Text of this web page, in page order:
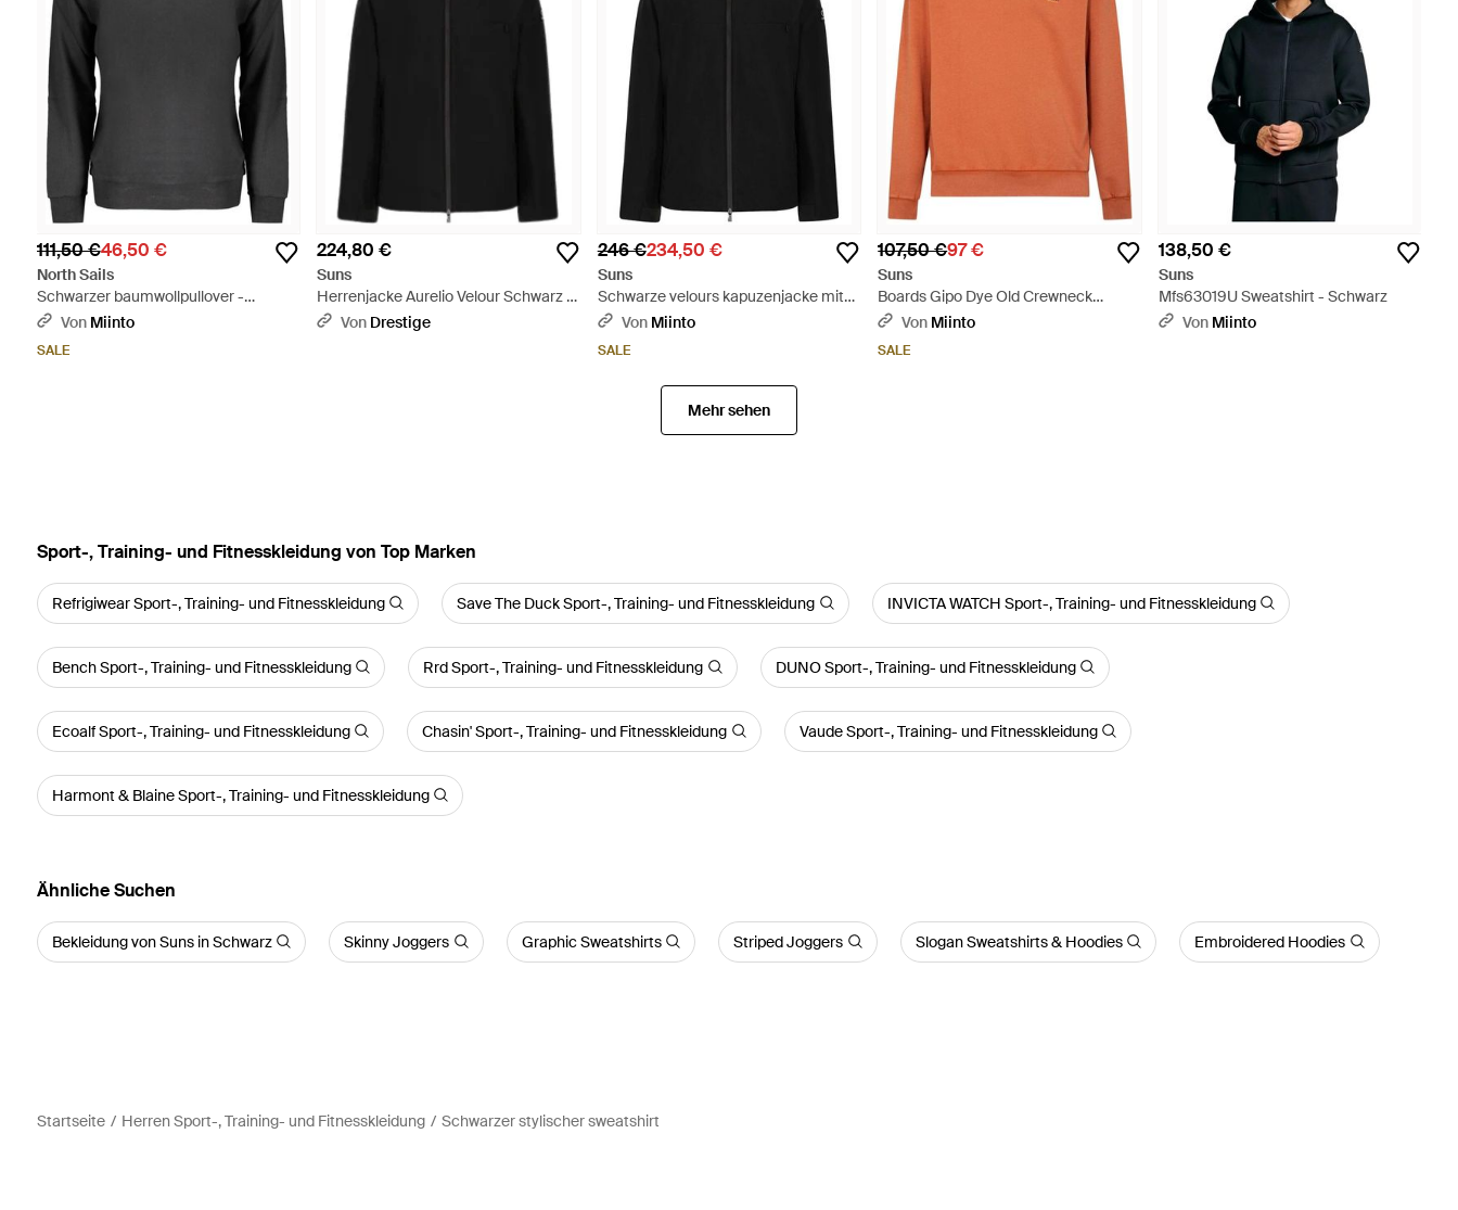
111,50 €46,50 €
North Sails
Schwarzer baumwollpullover -
Schwarz
Von Miinto
SALE
224,80 €
Suns
Herrenjacke Aurelio Velour Schwarz -
Schwarz
Von Drestige
246 €234,50 €
Suns
Schwarze velours kapuzenjacke mit
neopren-details - Schwarz
Von Miinto
SALE
107,50 €97 €
Suns
Boards Gipo Dye Old Crewneck
Sweatshirt - Orange
Von Miinto
SALE
138,50 €
Suns
Mfs63019U Sweatshirt - Schwarz
Von Miinto
Mehr sehen
Sport-, Training- und Fitnesskleidung von Top Marken
Refrigiwear Sport-, Training- und Fitnesskleidung Save The Duck Sport-, Training- und Fitnesskleidung INVICTA WATCH Sport-, Training- und Fitnesskleidung
Bench Sport-, Training- und Fitnesskleidung Rrd Sport-, Training- und Fitnesskleidung DUNO Sport-, Training- und Fitnesskleidung
Ecoalf Sport-, Training- und Fitnesskleidung Chasin' Sport-, Training- und Fitnesskleidung Vaude Sport-, Training- und Fitnesskleidung
Harmont & Blaine Sport-, Training- und Fitnesskleidung
Ähnliche Suchen
Bekleidung von Suns in Schwarz Skinny Joggers Graphic Sweatshirts Striped Joggers Slogan Sweatshirts & Hoodies Embroidered Hoodies
Startseite Herren Sport-, Training- und Fitnesskleidung Schwarzer stylischer sweatshirt